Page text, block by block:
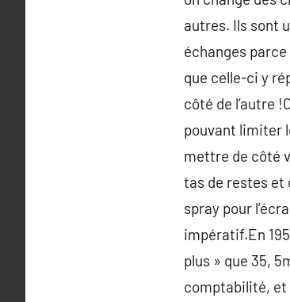
autres. Ils sont
échanges
que celle-ci y
côté de l’autre
pouvant limiter
mettre de côté
tas de restes et
spray pour
impératif.En
plus » que 35,
comptabilité, et